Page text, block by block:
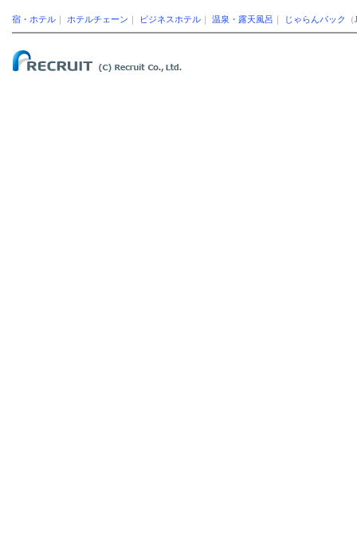
宿・ホテル ホテルチェーン ビジネスホテル 温泉・露天風呂 じゃらんパック （